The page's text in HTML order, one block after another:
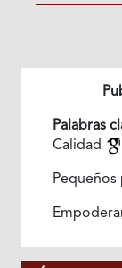
Palabras
Calidad